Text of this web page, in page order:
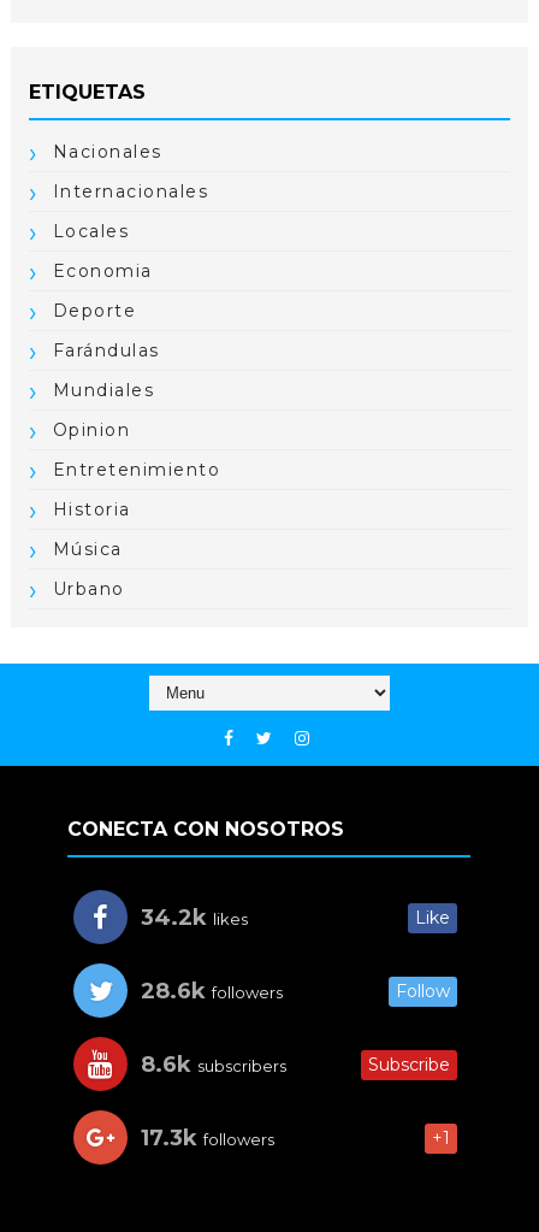
ETIQUETAS
Nacionales
Internacionales
Locales
Economia
Deporte
Farándulas
Mundiales
Opinion
Entretenimiento
Historia
Música
Urbano
CONECTA CON NOSOTROS
34.2k likes Like
28.6k followers Follow
8.6k subscribers Subscribe
17.3k followers +1